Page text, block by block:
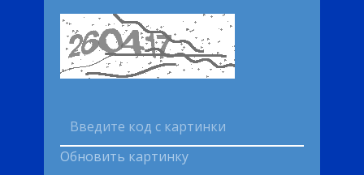
Обновить картинку